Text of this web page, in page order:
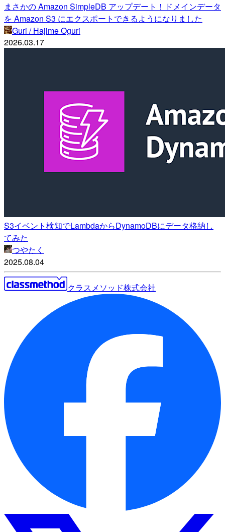
まさかの Amazon SimpleDB アップデート！ドメインデータ
を Amazon S3 にエクスポートできるようになりました
Guri / Hajime Oguri
2026.03.17
S3イベント検知でLambdaからDynamoDBにデータ格納し
てみた
つやたく
2025.08.04
クラスメソッド株式会社